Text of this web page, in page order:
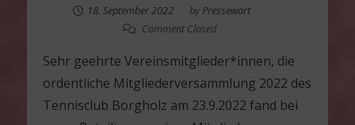
18. September 2022 by Pressewart
Comment Closed
Sehr geehrte Vereinsmitglieder*innen, die
ordentliche Mitgliederversammlung 2022 des
Tennisclub Borgholz am 23.9.2022 fand bei